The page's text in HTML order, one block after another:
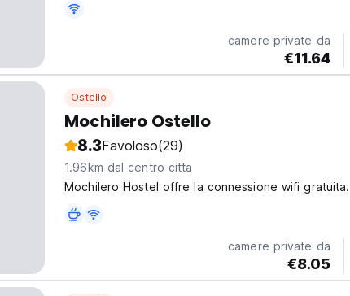
camere private da
€11.64
Ostello
Mochilero Ostello
8.3Favoloso(29)
1.96km dal centro citta
Mochilero Hostel offre la connessione wifi gratuita.
camere private da
€8.05